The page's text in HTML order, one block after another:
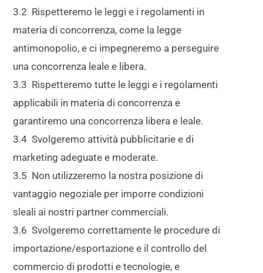
3.2 Rispetteremo le leggi e i regolamenti in
materia di concorrenza, come la legge
antimonopolio, e ci impegneremo a perseguire
una concorrenza leale e libera.
3.3 Rispetteremo tutte le leggi e i regolamenti
applicabili in materia di concorrenza e
garantiremo una concorrenza libera e leale.
3.4 Svolgeremo attività pubblicitarie e di
marketing adeguate e moderate.
3.5 Non utilizzeremo la nostra posizione di
vantaggio negoziale per imporre condizioni
sleali ai nostri partner commerciali.
3.6 Svolgeremo correttamente le procedure di
importazione/esportazione e il controllo del
commercio di prodotti e tecnologie, e